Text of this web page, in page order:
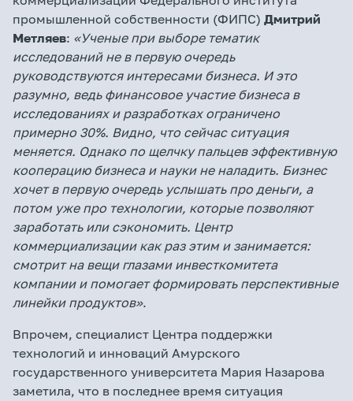
промышленной собственности (ФИПС) Дмитрий
Метляев: «Ученые при выборе тематик
исследований не в первую очередь
руководствуются интересами бизнеса. И это
разумно, ведь финансовое участие бизнеса в
исследованиях и разработках ограничено
примерно 30%. Видно, что сейчас ситуация
меняется. Однако по щелчку пальцев эффективную
кооперацию бизнеса и науки не наладить. Бизнес
хочет в первую очередь услышать про деньги, а
потом уже про технологии, которые позволяют
заработать или сэкономить. Центр
коммерциализации как раз этим и занимается:
смотрит на вещи глазами инвесткомитета
компании и помогает формировать перспективные
линейки продуктов».
Впрочем, специалист Центра поддержки
технологий и инноваций Амурского
государственного университета Мария Назарова
заметила, что в последнее время ситуация